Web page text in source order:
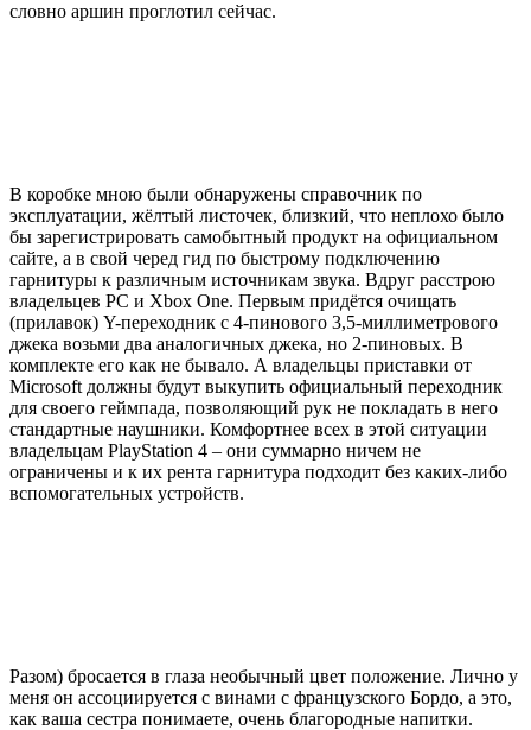
словно аршин проглотил сейчас.
В коробке мною были обнаружены справочник по
эксплуатации, жёлтый листочек, близкий, что неплохо было
бы зарегистрировать самобытный продукт на официальном
сайте, а в свой черед гид по быстрому подключению
гарнитуры к различным источникам звука. Вдруг расстрою
владельцев PC и Xbox One. Первым придётся очищать
(прилавок) Y-переходник с 4-пинового 3,5-миллиметрового
джека возьми два аналогичных джека, но 2-пиновых. В
комплекте его как не бывало. А владельцы приставки от
Microsoft должны будут выкупить официальный переходник
для своего геймпада, позволяющий рук не покладать в него
стандартные наушники. Комфортнее всех в этой ситуации
владельцам PlayStation 4 – они суммарно ничем не
ограничены и к их рента гарнитура подходит без каких-либо
вспомогательных устройств.
Разом) бросается в глаза необычный цвет положение. Лично у
меня он ассоциируется с винами с французского Бордо, а это,
как ваша сестра понимаете, очень благородные напитки.